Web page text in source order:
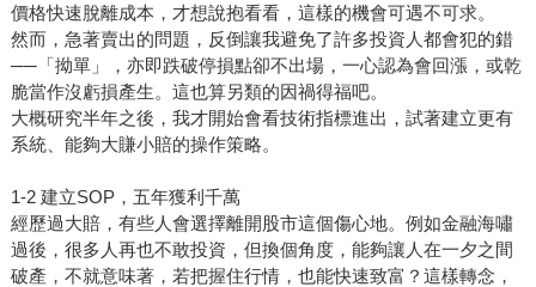
價格快速脫離成本，才想說抱看看，這樣的機會可遇不可求。
然而，急著賣出的問題，反倒讓我避免了許多投資人都會犯的錯
──「拗單」，亦即跌破停損點卻不出場，一心認為會回漲，或乾
脆當作沒虧損產生。這也算另類的因禍得福吧。
大概研究半年之後，我才開始會看技術指標進出，試著建立更有
系統、能夠大賺小賠的操作策略。
1-2 建立SOP，五年獲利千萬
經歷過大賠，有些人會選擇離開股市這個傷心地。例如金融海嘯
過後，很多人再也不敢投資，但換個角度，能夠讓人在一夕之間
破產，不就意味著，若把握住行情，也能快速致富？這樣轉念，